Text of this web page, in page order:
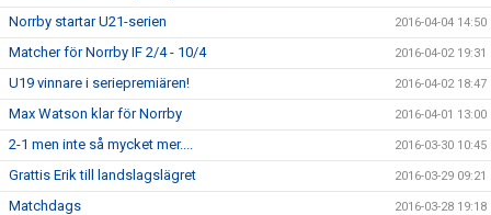
Norrby startar U21-serien 2016-04-04 14:50
Matcher för Norrby IF 2/4 - 10/4 2016-04-02 19:31
U19 vinnare i seriepremiären! 2016-04-02 18:47
Max Watson klar för Norrby 2016-04-01 13:00
2-1 men inte så mycket mer.... 2016-03-30 10:45
Grattis Erik till landslagslägret 2016-03-29 09:21
Matchdags 2016-03-28 19:18